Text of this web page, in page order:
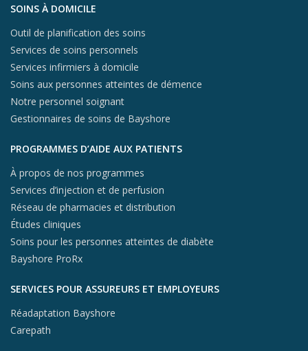
Aller au contenu du pied de page
SOINS À DOMICILE
Outil de planification des soins
Services de soins personnels
Services infirmiers à domicile
Soins aux personnes atteintes de démence
Notre personnel soignant
Gestionnaires de soins de Bayshore
PROGRAMMES D’AIDE AUX PATIENTS
À propos de nos programmes
Services d’injection et de perfusion
Réseau de pharmacies et distribution
Études cliniques
Soins pour les personnes atteintes de diabète
Bayshore ProRx
SERVICES POUR ASSUREURS ET EMPLOYEURS
Réadaptation Bayshore
Carepath